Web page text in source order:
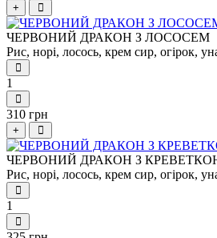
+
ЧЕРВОНИЙ ДРАКОН З ЛОСОСЕМ
Рис, норі, лосось, крем сир, огірок,
1
310 грн
+
ЧЕРВОНИЙ ДРАКОН З
Рис, норі, лосось, крем сир, огірок,
1